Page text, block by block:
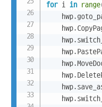
for i in range
    hwp
.
    hwp
.
    hwp
.
    hwp
.
    hwp
.
    hwp
.
    hwp
.
    hwp
.